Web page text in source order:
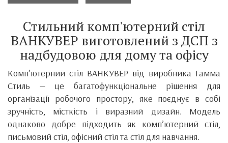
Стильний комп'ютерний стіл
ВАНКУВЕР виготовлений з ДСП з
надбудовою для дому та офісу
Комп’ютерний стіл ВАНКУВЕР від виробника Гамма
Стиль — це багатофункціональне рішення для
організації робочого простору, яке поєднує в собі
зручність, місткість і виразний дизайн. Модель
однаково добре підходить як комп’ютерний стіл,
письмовий стіл, офісний стіл та стіл для навчання.